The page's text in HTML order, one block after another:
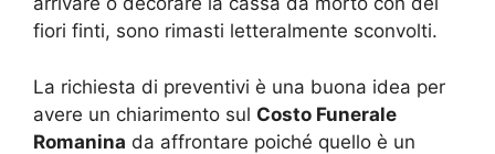
fiori finti, sono rimasti letteralmente sconvolti.
La richiesta di preventivi è una buona idea per
avere un chiarimento sul Costo Funerale
Romanina da affrontare poiché quello è un